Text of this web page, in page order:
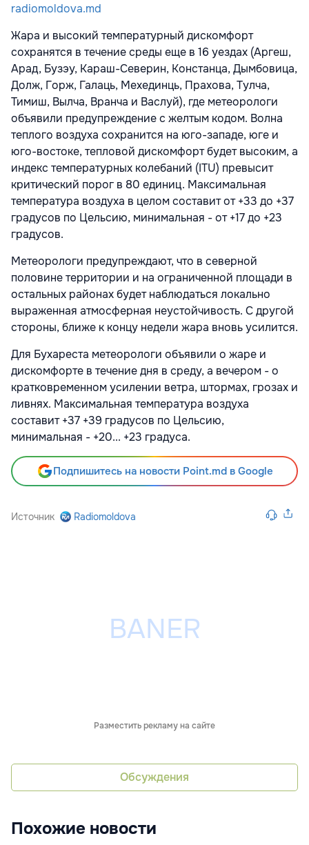
radiomoldova.md
Жара и высокий температурный дискомфорт
сохранятся в течение среды еще в 16 уездах (Аргеш,
Арад, Бузэу, Караш-Северин, Констанца, Дымбовица,
Долж, Горж, Галаць, Мехединць, Прахова, Тулча,
Тимиш, Вылча, Вранча и Васлуй), где метеорологи
объявили предупреждение с желтым кодом. Волна
теплого воздуха сохранится на юго-западе, юге и
юго-востоке, тепловой дискомфорт будет высоким, а
индекс температурных колебаний (ITU) превысит
критический порог в 80 единиц. Максимальная
температура воздуха в целом составит от +33 до +37
градусов по Цельсию, минимальная - от +17 до +23
градусов.
Метеорологи предупреждают, что в северной
половине территории и на ограниченной площади в
остальных районах будет наблюдаться локально
выраженная атмосферная неустойчивость. С другой
стороны, ближе к концу недели жара вновь усилится.
Для Бухареста метеорологи объявили о жаре и
дискомфорте в течение дня в среду, а вечером - о
кратковременном усилении ветра, штормах, грозах и
ливнях. Максимальная температура воздуха
составит +37 +39 градусов по Цельсию,
минимальная - +20... +23 градуса.
Подпишитесь на новости Point.md в Google
Источник Radiomoldova
Разместить рекламу на сайте
Обсуждения
Похожие новости